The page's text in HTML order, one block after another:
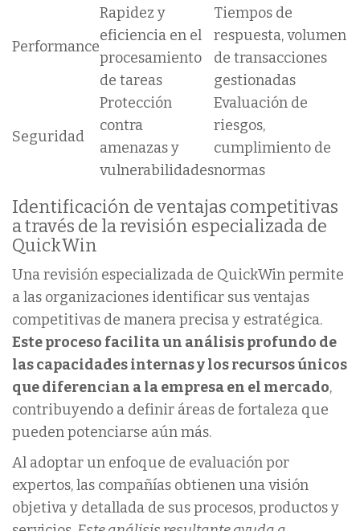
Performance
Rapidez y
eficiencia en el
procesamiento
de tareas
Tiempos de
respuesta, volumen
de transacciones
gestionadas
Seguridad
Protección
contra
amenazas y
vulnerabilidades
Evaluación de
riesgos,
cumplimiento de
normas
Identificación de ventajas competitivas
a través de la revisión especializada de
QuickWin
Una revisión especializada de QuickWin permite
a las organizaciones identificar sus ventajas
competitivas de manera precisa y estratégica.
Este proceso facilita un análisis profundo de
las capacidades internas y los recursos únicos
que diferencian a la empresa en el mercado,
contribuyendo a definir áreas de fortaleza que
pueden potenciarse aún más.
Al adoptar un enfoque de evaluación por
expertos, las compañías obtienen una visión
objetiva y detallada de sus procesos, productos y